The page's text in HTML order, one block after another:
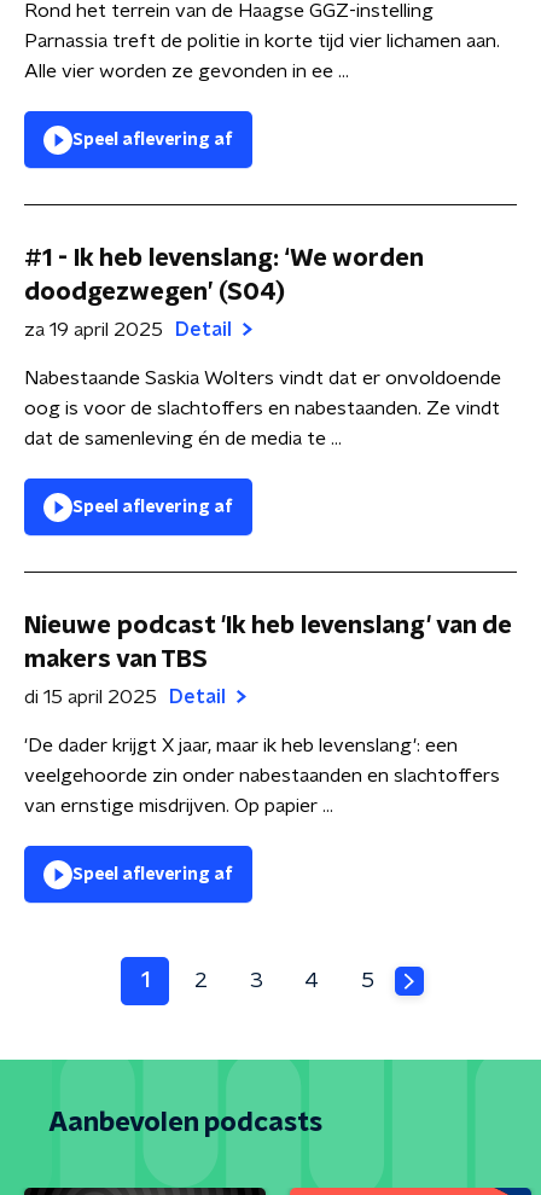
Rond het terrein van de Haagse GGZ-instelling
Parnassia treft de politie in korte tijd vier lichamen aan.
Alle vier worden ze gevonden in ee ...
Speel aflevering af
#1 - Ik heb levenslang: ‘We worden
doodgezwegen’ (S04)
za 19 april 2025 Detail
Nabestaande Saskia Wolters vindt dat er onvoldoende
oog is voor de slachtoffers en nabestaanden. Ze vindt
dat de samenleving én de media te ...
Speel aflevering af
Nieuwe podcast 'Ik heb levenslang' van de
makers van TBS
di 15 april 2025 Detail
'De dader krijgt X jaar, maar ik heb levenslang': een
veelgehoorde zin onder nabestaanden en slachtoffers
van ernstige misdrijven. Op papier ...
Speel aflevering af
1 2 3 4 5
Aanbevolen podcasts